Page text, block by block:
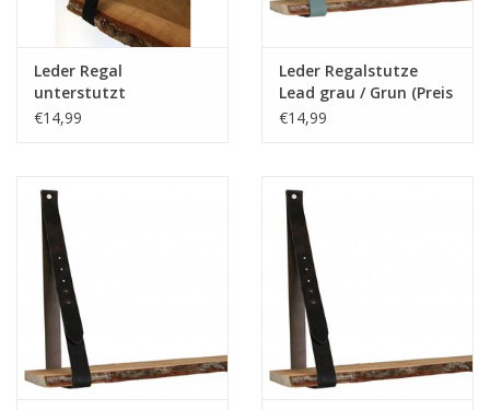
Leder Regal
unterstutzt
verschiedene Farben
€14,99
Leder Regalstutze
Lead grau / Grun (Preis
ein Stuck)
€14,99